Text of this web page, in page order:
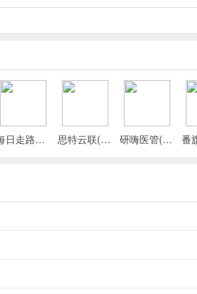
每日走路计步(运动健康记录) 思特云联(视频监控应用) 研嗨医管(医院管理平台)